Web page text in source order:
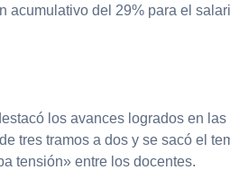
acumulativo del 29% para el
los avances logrados en
tres tramos a dos y se sacó el
tensión» entre los docentes.